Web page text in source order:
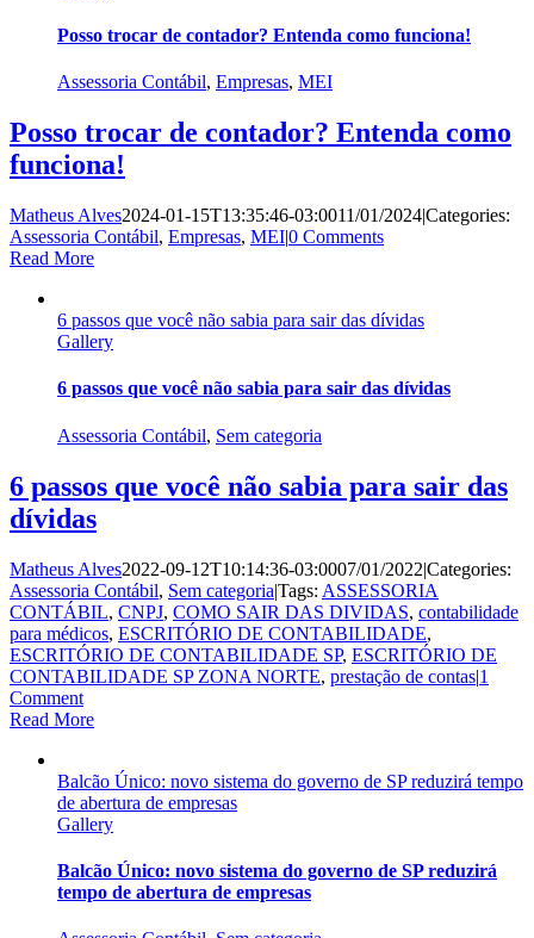
Posso trocar de contador? Entenda como funciona!
Assessoria Contábil, Empresas, MEI
Posso trocar de contador? Entenda como
funciona!
Matheus Alves2024-01-15T13:35:46-03:0011/01/2024|Categories:
Assessoria Contábil, Empresas, MEI|0 Comments
Read More
6 passos que você não sabia para sair das dívidas
Gallery
6 passos que você não sabia para sair das dívidas
Assessoria Contábil, Sem categoria
6 passos que você não sabia para sair das
dívidas
Matheus Alves2022-09-12T10:14:36-03:0007/01/2022|Categories:
Assessoria Contábil, Sem categoria|Tags: ASSESSORIA
CONTÁBIL, CNPJ, COMO SAIR DAS DIVIDAS, contabilidade
para médicos, ESCRITÓRIO DE CONTABILIDADE,
ESCRITÓRIO DE CONTABILIDADE SP, ESCRITÓRIO DE
CONTABILIDADE SP ZONA NORTE, prestação de contas|1
Comment
Read More
Balcão Único: novo sistema do governo de SP reduzirá tempo
de abertura de empresas
Gallery
Balcão Único: novo sistema do governo de SP reduzirá
tempo de abertura de empresas